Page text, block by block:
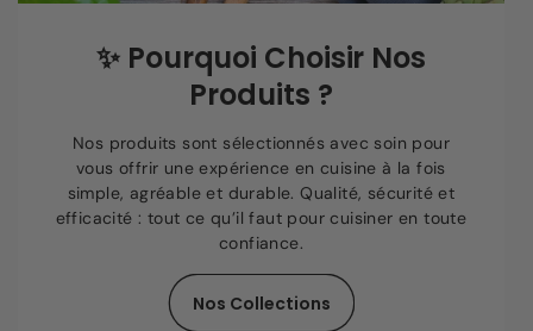
✨ Pourquoi Choisir Nos
Produits ?
Nos produits sont sélectionnés avec soin pour
vous offrir une expérience en cuisine à la fois
simple, agréable et durable. Qualité, sécurité et
efficacité : tout ce qu’il faut pour cuisiner en toute
confiance.
Nos Collections